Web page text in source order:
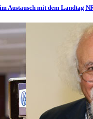
Austausch mit dem Landtag